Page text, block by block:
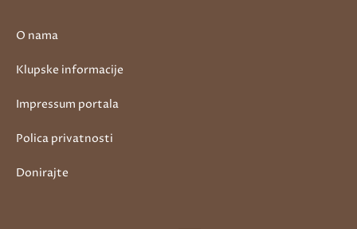
O nama
Klupske informacije
Impressum portala
Polica privatnosti
Donirajte